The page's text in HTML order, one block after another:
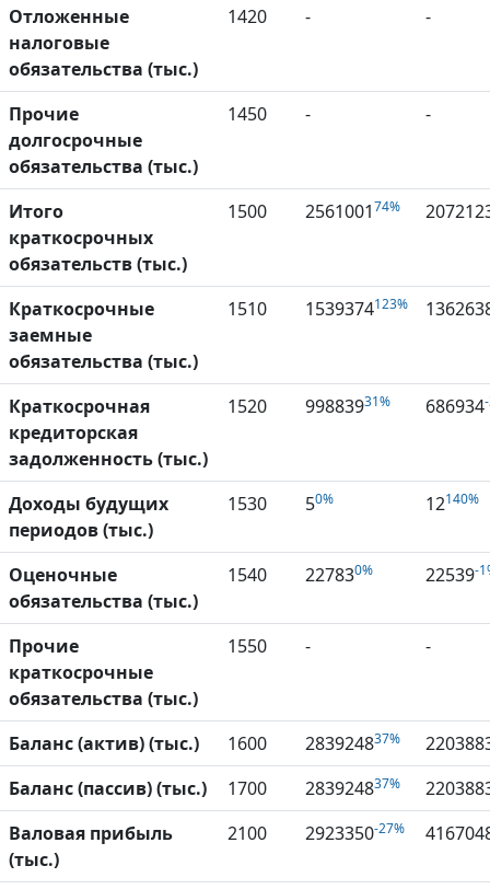
Отложенные
налоговые
обязательства (тыс.)
1420 - -
Прочие
долгосрочные
обязательства (тыс.)
1450 - -
Итого
краткосрочных
обязательств (тыс.)
1500 256100174%
Краткосрочные
заемные
обязательства (тыс.)
1510 1539374123%
Краткосрочная
кредиторская
задолженность (тыс.)
1520 99883931% 686934
Доходы будущих
периодов (тыс.)
1530 50% 12140%
Оценочные
обязательства (тыс.)
1540 227830% 22539-
Прочие
краткосрочные
обязательства (тыс.)
1550 - -
Баланс (актив) (тыс.) 1600 283924837%
Баланс (пассив) (тыс.)
1700 283924837%
Валовая прибыль
(тыс.)
2100 2923350-27%